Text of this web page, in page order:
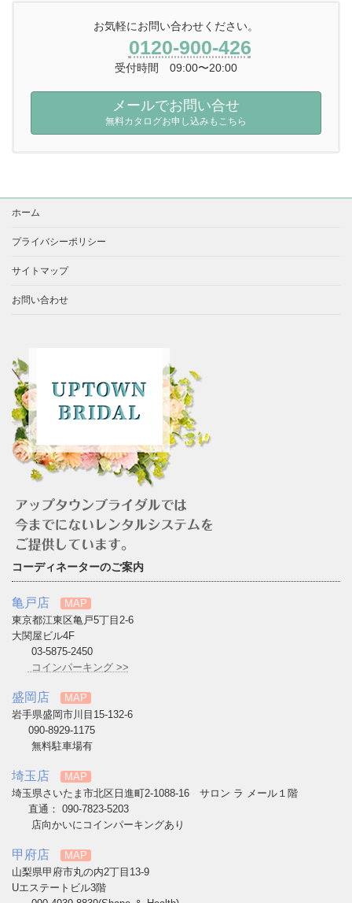
お気軽にお問い合わせください。
0120-900-426
受付時間 09:00〜20:00
メールでお問い合せ
無料カタログお申し込みもこちら
ホーム
プライバシーポリシー
サイトマップ
お問い合わせ
コーディネーターのご案内
亀戸店
MAP
東京都江東区亀戸5丁目2-6
大関屋ビル4F
03-5875-2450
コインパーキング >>
盛岡店
MAP
岩手県盛岡市川目15-132-6
090-8929-1175
無料駐車場有
埼玉店
MAP
埼玉県さいたま市北区日進町2-1088-16 サロン ラ メール１階
直通： 090-7823-5203
店向かいにコインパーキングあり
甲府店
MAP
山梨県甲府市丸の内2丁目13-9
Uエステートビル3階